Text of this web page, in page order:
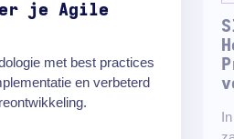
je Agile
met best practices
en verbeterd